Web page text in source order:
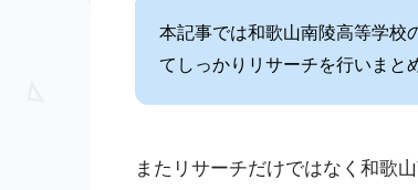
本記事では和歌山南陵高等学校
てしっかりリサーチを行いまと
またリサーチだけではなく和歌